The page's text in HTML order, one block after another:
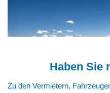
Haben Sie
Zu den Vermietern,